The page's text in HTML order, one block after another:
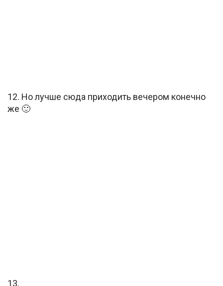
12. Но лучше сюда приходить вечером конечно
же 🙂
13.